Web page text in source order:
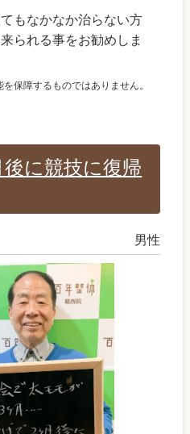
もなかなか治らない方
られる事をお勧めしま
保障するものではありません。
に競技に復帰
男性